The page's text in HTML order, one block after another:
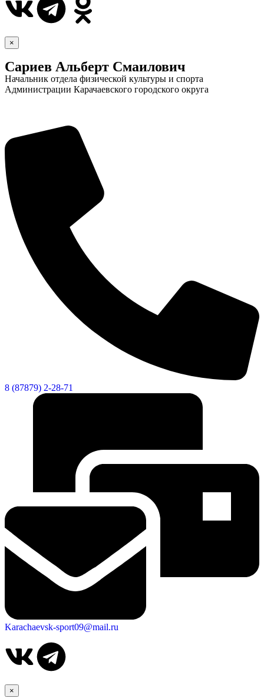
×
Сариев Альберт Смаилович
Начальник отдела физической культуры и спорта
Администрации Карачаевского городского округа
8 (87879) 2-28-71
Karachaevsk-sport09@mail.ru
×